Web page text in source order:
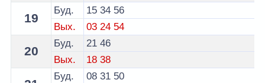
19
Буд. 15 34 56
Вых.
03 24 54
20
Буд. 21 46
Вых.
18 38
Буд. 08 31 50